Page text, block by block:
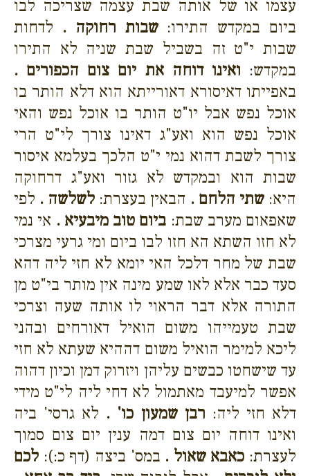
עצמו או של אותה שבת עצמה שצריכה לבו
ביום במקדש התירו:שבות רחוקה . לדחות
שבות י"ט זה בשביל שבת שניה לא התירו
במקדש: ואינו דוחה את יום צום הכפורים .
באפייתו דאיסורא דאורייתא הוא דלא הותר בו
אוכל נפש אבל יו"ט הותר בו אוכל נפש והאי
אוכל נפש הוא ואע"ג דאינו צורך לי"ט הרי
צורך לשבת דהוא נמי י"ט הלכך בעלמא איסור
שבות הוא ובמקדש לא גזור ואע"ג דרחוקה
היא: שתי הלחם . הבאין בעצרת: לשלשה . לפי
שאפאום מערב שבת: ביום טוב מיבעיא . אי נמי
לא חזו השתא הא חזו לבו ביום ומי גרעי מצרכי
שבת של מחר דלכל האי יומא לא חזי ליה דהא
סעד כבר אלא לאו שמע מינה אין מותר בי"ט מן
התורה אלא דבר הראוי לו אותה שעה וצרכי
שבת טעמייהו משום הואיל דאורחים ובהני
ליכא למימר הואיל משום דההיא שעתא לא חזי
עד שישחטו כבשים עליהן ויזרוק דמן וכיון דהוה
אפשר למיעבד מאתמול לא דחי ליה לי"ט מידי
דלא חזי ליה: רבן שמעון כו' . לא גרסי' ביה
ואינו דוחה יום צום דמה ענין יום צום סמוך
לעצרת: כאבא שאול . במס' ביצה (דף כ:): לכם